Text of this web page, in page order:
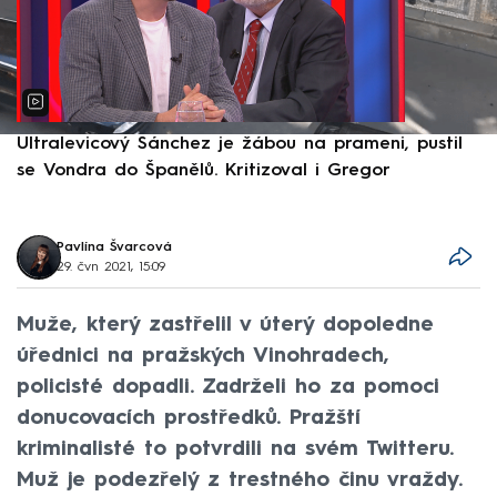
Ultralevicový Sánchez je žábou na prameni, pustil
se Vondra do Španělů. Kritizoval i Gregor
Pavlína Švarcová
29. čvn 2021, 15:09
Muže, který zastřelil v úterý dopoledne
úřednici na pražských Vinohradech,
policisté dopadli. Zadrželi ho za pomoci
donucovacích prostředků. Pražští
kriminalisté to potvrdili na svém Twitteru.
Muž je podezřelý z trestného činu vraždy.